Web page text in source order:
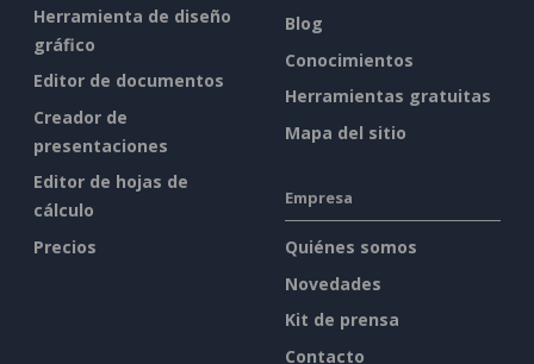
Herramienta de diseño
gráfico
Editor de documentos
Creador de
presentaciones
Editor de hojas de
cálculo
Precios
Blog
Conocimientos
Herramientas gratuitas
Mapa del sitio
Empresa
Quiénes somos
Novedades
Kit de prensa
Contacto